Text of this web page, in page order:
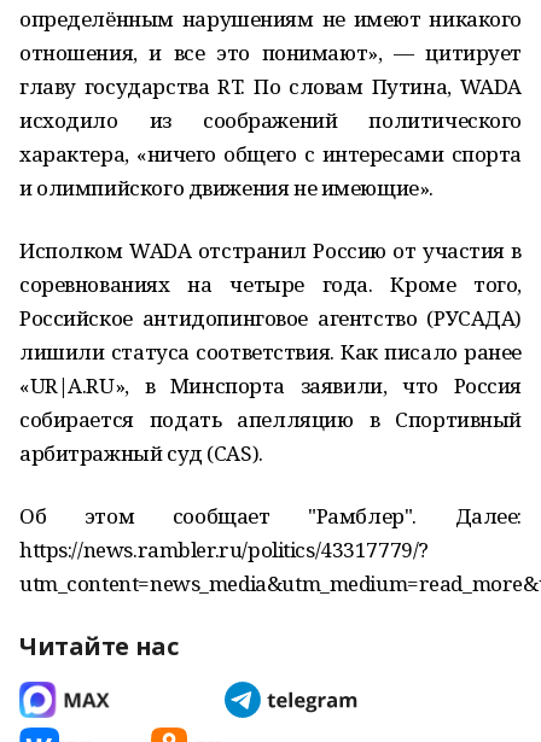
определённым нарушениям не имеют никакого
отношения, и все это понимают», — цитирует
главу государства RT. По словам Путина, WADA
исходило из соображений политического
характера, «ничего общего с интересами спорта
и олимпийского движения не имеющие».
Исполком WADA отстранил Россию от участия в
соревнованиях на четыре года. Кроме того,
Российское антидопинговое агентство (РУСАДА)
лишили статуса соответствия. Как писало ранее
«UR|A.RU», в Минспорта заявили, что Россия
собирается подать апелляцию в Спортивный
арбитражный суд (CAS).
Об этом сообщает "Рамблер". Далее:
https://news.rambler.ru/politics/43317779/?
Читайте нас